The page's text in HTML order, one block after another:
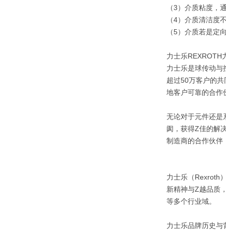
（3）介质粘度，
（4）介质清洁度
（5）介质若是定
力士乐REXROTH
力士乐是球传动与
超过50万客户的
地客户可靠的合作
无论对于元件还是
阂，获得Z佳的解
制造商的合作伙伴
力士乐（Rexroth
新精神与Z越品质
等多个行业域。
力士乐品牌历史与